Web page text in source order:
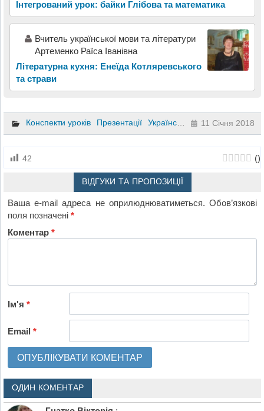
Інтегрований урок: байки Глібова та математика
Вчитель української мови та літератури
Артеменко Раїса Іванівна
Літературна кухня: Енеїда Котляревського
та страви
Конспекти уроків Презентації Українська література 5 клас
11 Січня 2018
42 ()
ВІДГУКИ ТА ПРОПОЗИЦІЇ
Ваша e-mail адреса не оприлюднюватиметься. Обов’язкові
поля позначені*
Коментар*
Ім'я*
Email*
ОДИН КОМЕНТАР